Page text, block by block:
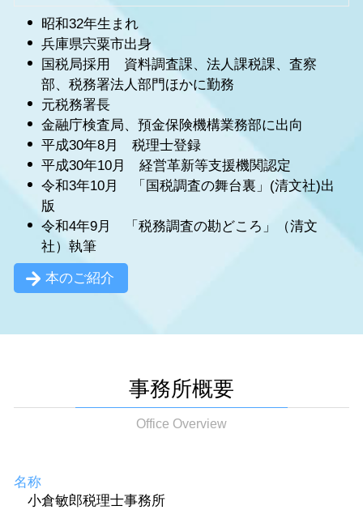
昭和32年生まれ
兵庫県宍粟市出身
国税局採用 資料調査課、法人課税課、査察
部、税務署法人部門ほかに勤務
元税務署長
金融庁検査局、預金保険機構業務部に出向
平成30年8月 税理士登録
平成30年10月 経営革新等支援機関認定
令和3年10月 「国税調査の舞台裏」(清文社)出
版
令和4年9月 「税務調査の勘どころ」（清文
社）執筆
本のご紹介
事務所概要
Office Overview
名称
小倉敏郎税理士事務所